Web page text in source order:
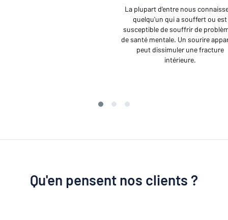
La plupart d'entre nous
quelqu'un qui a souffert ou est
susceptible de souffrir de
de santé mentale. Un sourire
peut dissimuler une fracture
intérieure.
Qu'en pensent nos clients ?